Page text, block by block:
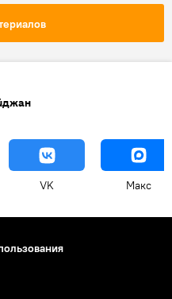
Холод
VK Макс